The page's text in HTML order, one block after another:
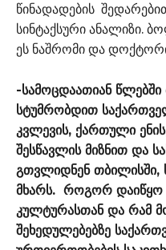
წინადადების
სინტაქსური ანალიზი.
ეს ნაშრომი და
-სამოცდაათიან
სტუმრობდით
კვლევის, ქართული
შესწავლის მიზნით და
გთვლიდნენ თბილისში,
მხარს. როგორ დაიწყო
კულტურასთან და რამ
შეხედულებებზე